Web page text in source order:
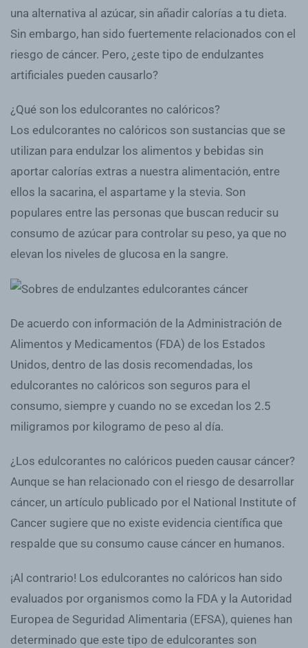
una alternativa al azúcar, sin añadir calorías a tu dieta.
Sin embargo, han sido fuertemente relacionados con el
riesgo de cáncer. Pero, ¿este tipo de endulzantes
artificiales pueden causarlo?
¿Qué son los edulcorantes no calóricos?
Los edulcorantes no calóricos son sustancias que se
utilizan para endulzar los alimentos y bebidas sin
aportar calorías extras a nuestra alimentación, entre
ellos la sacarina, el aspartame y la stevia. Son
populares entre las personas que buscan reducir su
consumo de azúcar para controlar su peso, ya que no
elevan los niveles de glucosa en la sangre.
De acuerdo con información de la Administración de
Alimentos y Medicamentos (FDA) de los Estados
Unidos, dentro de las dosis recomendadas, los
edulcorantes no calóricos son seguros para el
consumo, siempre y cuando no se excedan los 2.5
miligramos por kilogramo de peso al día.
¿Los edulcorantes no calóricos pueden causar cáncer?
Aunque se han relacionado con el riesgo de desarrollar
cáncer, un artículo publicado por el National Institute of
Cancer sugiere que no existe evidencia científica que
respalde que su consumo cause cáncer en humanos.
¡Al contrario! Los edulcorantes no calóricos han sido
evaluados por organismos como la FDA y la Autoridad
Europea de Seguridad Alimentaria (EFSA), quienes han
determinado que este tipo de edulcorantes son